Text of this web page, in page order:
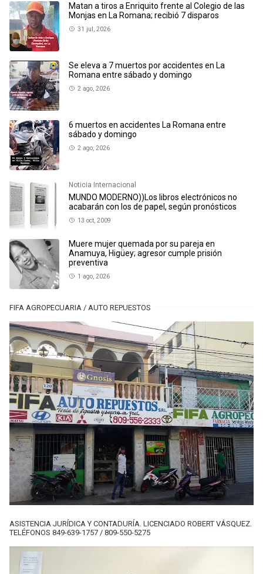
Matan a tiros a Enriquito frente al Colegio de las
Monjas en La Romana; recibió 7 disparos
31 jul, 2026
Se eleva a 7 muertos por accidentes en La
Romana entre sábado y domingo
2 ago, 2026
6 muertos en accidentes La Romana entre
sábado y domingo
2 ago, 2026
Noticia Internacional
MUNDO MODERNO))Los libros electrónicos no
acabarán con los de papel, según pronósticos
13 oct, 2009
Muere mujer quemada por su pareja en
Anamuya, Higüey; agresor cumple prisión
preventiva
1 ago, 2026
FIFA AGROPECUARIA / AUTO REPUESTOS
ASISTENCIA JURÍDICA Y CONTADURÍA. LICENCIADO ROBERT VÁSQUEZ.
TELÉFONOS 849-639-1757 / 809-550-5275